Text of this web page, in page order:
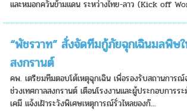
และหมอกควันข้ามแดน ระหว่างไทย-ลาว (Kick off
“พัชรวาท” สั่งจัดทีมกู้ภัยฉุกเฉินมลพิษ
สงกรานต์
คพ. เตรียมทีมตอบโต้เหตุฉุกเฉิน เพื่อรองรับสถานการ
ช่วงเทศกาลสงกรานต์ เตือนโรงงานและผู้ประกอบการร
เคมี แจ้งเฝ้าระวังพิเศษเหตุการณ์รั่วไหลของก๊...